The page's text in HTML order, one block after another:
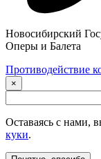
Новосибирский
Оперы и Балета
Противодействие
×
Оставаясь с нами,
куки.